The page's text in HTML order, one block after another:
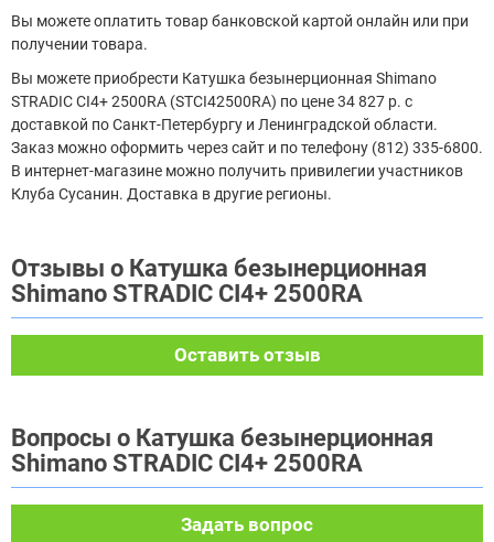
Вы можете оплатить товар банковской картой онлайн или при
получении товара.
Вы можете приобрести Катушка безынерционная Shimano
STRADIC CI4+ 2500RA (STCI42500RA) по цене 34 827 р. с
доставкой по Санкт-Петербургу и Ленинградской области.
Заказ можно оформить через сайт и по телефону (812) 335-6800.
В интернет-магазине можно получить привилегии участников
Клуба Сусанин. Доставка в другие регионы.
Отзывы о Катушка безынерционная
Shimano STRADIC CI4+ 2500RA
Оставить отзыв
Вопросы о Катушка безынерционная
Shimano STRADIC CI4+ 2500RA
Задать вопрос